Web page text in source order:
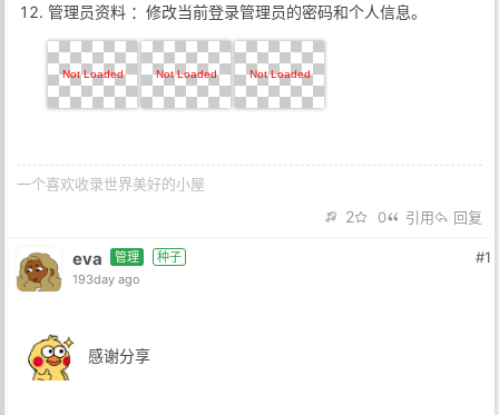
管理员资料 ：修改当前登录管理员的密码和个人信息。
一个喜欢收录世界美好的小屋
2 0 引用 回复
eva 管理
种子
193day ago
#1
感谢分享